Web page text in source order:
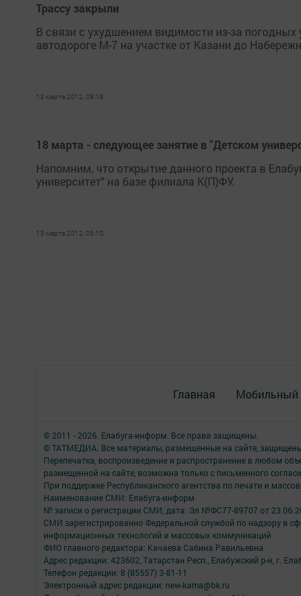
Трассу закрыли
В связи с ухудшением видимости из-за
автодороге М-7 на участке от Казани до
13 марта 2012, 08:18
18 марта - следующее занятие в "Детском
Напомним, что открытие данного проекта в
университет" на базе филиала К(П)ФУ.
13 марта 2012, 06:10
Главная Мобильный
© 2011 - 2026. Елабуга-информ. Все права защищены.
© ТАТМЕДИА. Все материалы, размещенные на сайте,
Перепечатка, воспроизведение и распространение в любом
размещенной на сайте, возможна только с письменного
При поддержке Республиканского агентства по печати и
Наименование СМИ: Елабуга-информ
№ записи о регистрации СМИ, дата: Эл №ФС77-89707 от
СМИ зарегистрированно Федеральной службой по надзору в
информационных технологий и массовых коммуникаций
ФИО главного редактора: Качаева Сабина Равильевна
Адрес редакции: 423602, Татарстан Респ., Елабужский р-н, г.
Телефон редакции: 8 (85557) 3-81-11
Электронный адрес редакции: new-kama@bk.ru